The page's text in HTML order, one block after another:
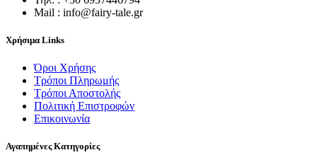
Mail : info@fairy-tale.gr
Χρήσιμα Links
Όροι Χρήσης
Τρόποι Πληρωμής
Τρόποι Αποστολής
Πολιτική Επιστροφών
Επικοινωνία
Αγαπημένες Κατηγορίες